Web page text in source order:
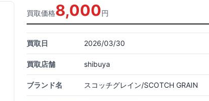
買取価格8,000円
買取日 2026/03/30
買取店舗 shibuya
ブランド名 スコッチグレイン/SCOTCH GRAIN